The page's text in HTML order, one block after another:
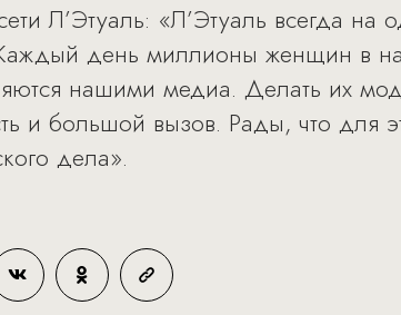
Л’Этуаль: «Л’Этуаль всегда на
день миллионы женщин в
нашими медиа. Делать их
и большой вызов. Рады, что для
дела».